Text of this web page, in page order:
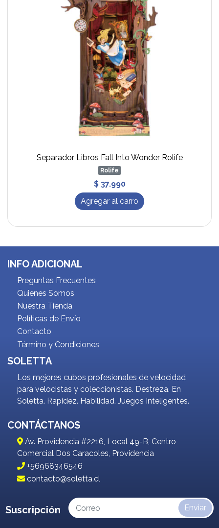
Separador Libros Fall Into Wonder Rolife
Rolife
$ 37.990
Agregar al carro
INFO ADICIONAL
Preguntas Frecuentes
Quienes Somos
Nuestra Tienda
Políticas de Envío
Contacto
Término y Condiciones
SOLETTA
Los mejores cubos profesionales de velocidad
para velocistas y coleccionistas. Destreza. En
Soletta. Rapidez. Habilidad. Juegos Inteligentes.
CONTÁCTANOS
Av. Providencia #2216, Local 49-B, Centro
Comercial Dos Caracoles, Providencia
+56968346546
contacto@soletta.cl
Suscripción Enviar